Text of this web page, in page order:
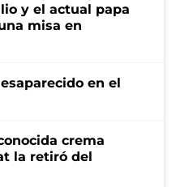
y el actual papa
misa en
en el
crema
la retiró del